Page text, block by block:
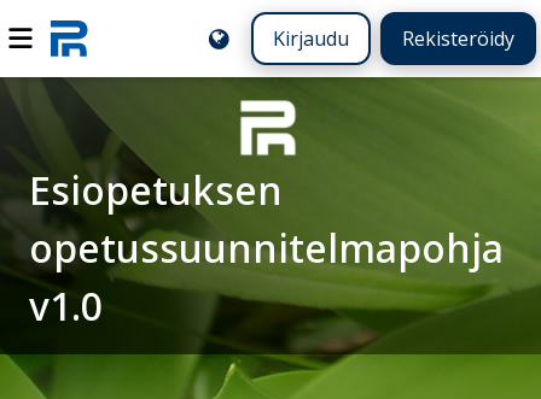
Kirjaudu Rekisteröidy
Esiopetuksen
opetussuunnitelmapohja
v1.0